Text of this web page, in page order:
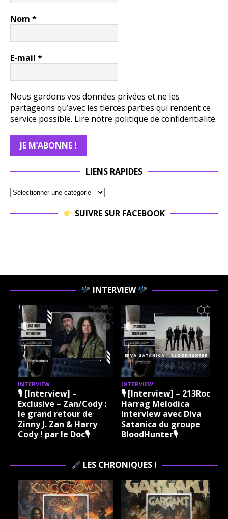
Nom *
E-mail *
Nous gardons vos données privées et ne les
partageons qu’avec les tierces parties qui rendent ce
service possible. Lire notre politique de confidentialité.
LIENS RAPIDES
SUIVRE SUR FACEBOOK
INTERVIEW
INTERVIEW
🎙 [Interview] –
Exclusive – Zan/Cody :
le grand retour de
Zinny J. Zan & Harry
Cody ! par le Doc🎙
INTERVIEW
🎙 [Interview] – 213Rock
Harrag Melodica
interview avec Diva
Satanica du groupe
BloodHunter🎙
LES CHRONIQUES !